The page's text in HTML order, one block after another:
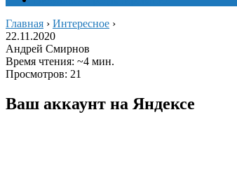
Главная › Интересное ›
22.11.2020
Андрей Смирнов
Время чтения: ~4 мин.
Просмотров: 21
Ваш аккаунт на Яндексе